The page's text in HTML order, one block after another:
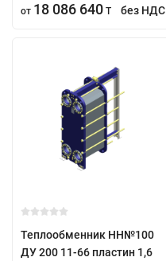
от 18 086 640 T без НДС
Теплообменник НН№100
ДУ 200 11-66 пластин 1,6